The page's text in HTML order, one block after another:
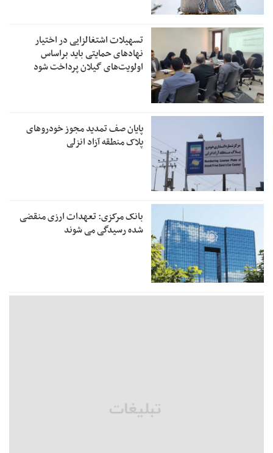
تسهیلات اشتغالزایی در اختیار
نهادهای حمایتی باید براساس
اولویت‌های گیلان پرداخت شود
پایان صف تمدید مجوز خودروهای
پلاک منطقه آزاد انزلی
بانک مرکزی: تعهدات ارزی منقضی
شده رسیدگی می شوند